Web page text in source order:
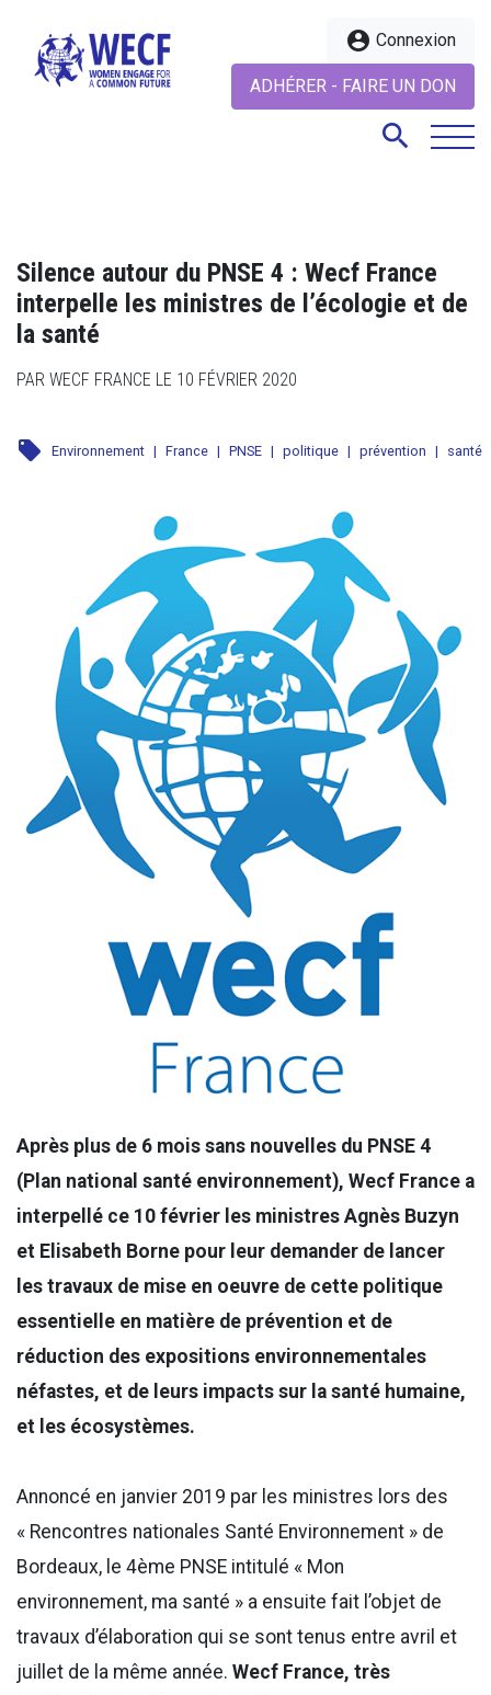
account_circle Connexion
ADHÉRER - FAIRE UN DON
search
Silence autour du PNSE 4 : Wecf France
interpelle les ministres de l’écologie et de
la santé
PAR WECF FRANCE LE 10 FÉVRIER 2020
local_offer Environnement | France | PNSE | politique | prévention | santé
Après plus de 6 mois sans nouvelles du PNSE 4
(Plan national santé environnement), Wecf France a
interpellé ce 10 février les ministres Agnès Buzyn
et Elisabeth Borne pour leur demander de lancer
les travaux de mise en oeuvre de cette politique
essentielle en matière de prévention et de
réduction des expositions environnementales
néfastes, et de leurs impacts sur la santé humaine,
et les écosystèmes.
Annoncé en janvier 2019 par les ministres lors des
« Rencontres nationales Santé Environnement » de
Bordeaux, le 4ème PNSE intitulé « Mon
environnement, ma santé » a ensuite fait l’objet de
travaux d’élaboration qui se sont tenus entre avril et
juillet de la même année. Wecf France, très